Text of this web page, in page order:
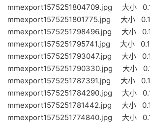
mmexport1575251804709.jpg 大小
mmexport1575251801775.jpg 大小
mmexport1575251798496.jpg 大小
mmexport1575251795741.jpg 大小
mmexport1575251793047.jpg 大小
mmexport1575251790330.jpg 大小
mmexport1575251787391.jpg 大小
mmexport1575251784290.jpg 大小
mmexport1575251781442.jpg 大小
mmexport1575251774840.jpg 大小